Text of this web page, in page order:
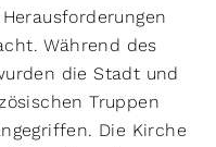
Während des
die Stadt und
Truppen
Die Kirche